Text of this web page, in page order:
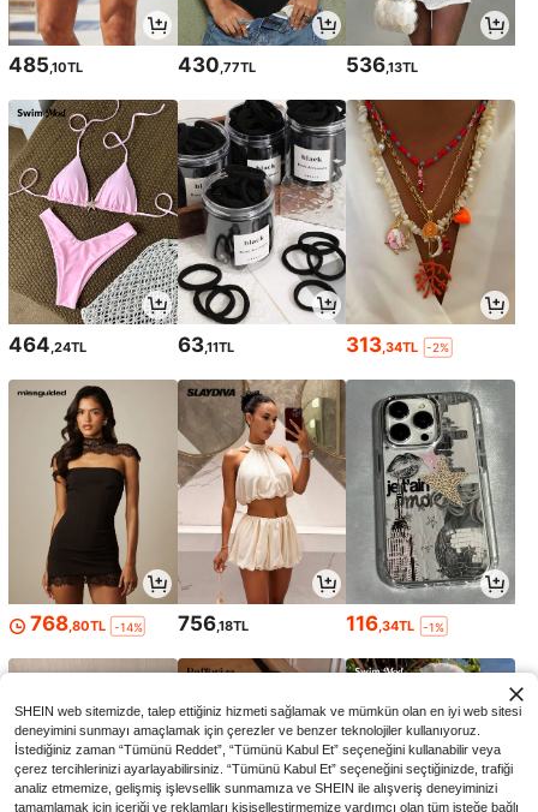
485,10TL 430,77TL 536,13TL
464 ,24TL 63,11TL 313 ,34TL -2%
768,80TL -14% 756,18TL 116 ,34TL -1%
SHEIN web sitemizde, talep ettiğiniz hizmeti sağlamak ve mümkün olan en iyi web sitesi
deneyimini sunmayı amaçlamak için çerezler ve benzer teknolojiler kullanıyoruz.
İstediğiniz zaman “Tümünü Reddet”, “Tümünü Kabul Et” seçeneğini kullanabilir veya
çerez tercihlerinizi ayarlayabilirsiniz. “Tümünü Kabul Et” seçeneğini seçtiğinizde, trafiği
analiz etmemize, gelişmiş işlevsellik sunmamıza ve SHEIN ile alışveriş deneyiminizi
tamamlamak için içeriği ve reklamları kişiselleştirmemize yardımcı olan tüm isteğe bağlı